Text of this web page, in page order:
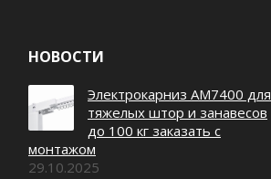
НОВОСТИ
Электрокарниз AM7400 для
тяжелых штор и занавесов
до 100 кг заказать с
монтажом
29.10.2025